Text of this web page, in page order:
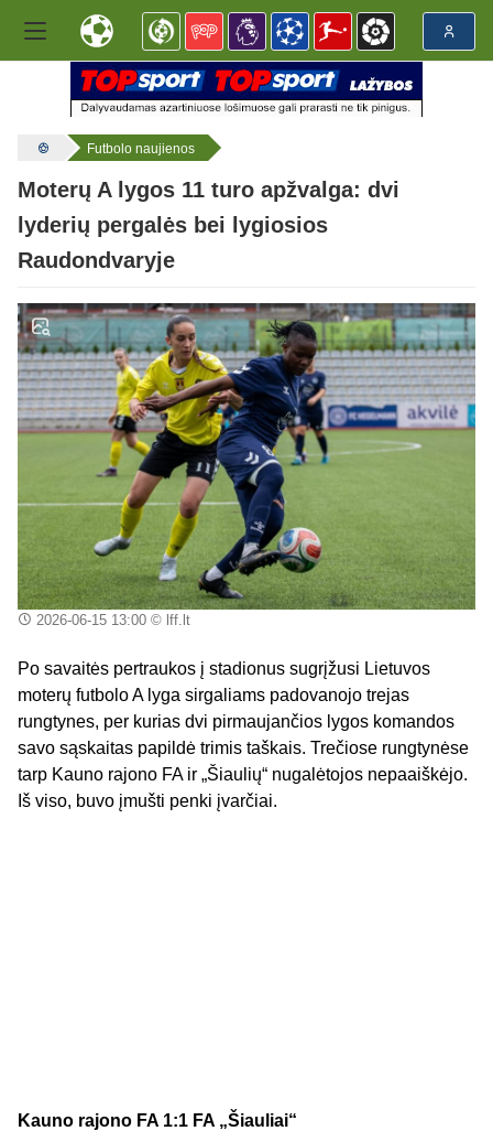
Futbolo naujienos
Moterų A lygos 11 turo apžvalga: dvi
lyderių pergalės bei lygiosios
Raudondvaryje
2026-06-15 13:00© lff.lt
Po savaitės pertraukos į stadionus sugrįžusi Lietuvos
moterų futbolo A lyga sirgaliams padovanojo trejas
rungtynes, per kurias dvi pirmaujančios lygos komandos
savo sąskaitas papildė trimis taškais. Trečiose rungtynėse
tarp Kauno rajono FA ir „Šiaulių“ nugalėtojos nepaaiškėjo.
Iš viso, buvo įmušti penki įvarčiai.
Kauno rajono FA 1:1 FA „Šiauliai“